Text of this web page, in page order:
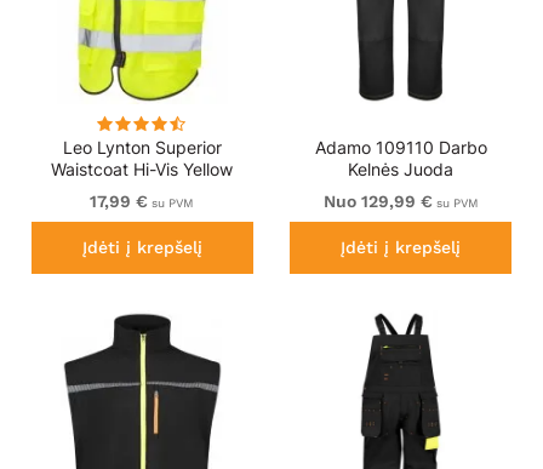
Leo Lynton Superior
Waistcoat Hi-Vis Yellow
17,99 € su PVM
Įdėti į krepšelį
Adamo 109110 Darbo
Kelnės Juoda
Nuo 129,99 € su PVM
Įdėti į krepšelį